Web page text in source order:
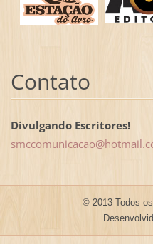
Contato
Divulgando Escritores!
smccomunicacao@hotmail.c
© 2013 Todos